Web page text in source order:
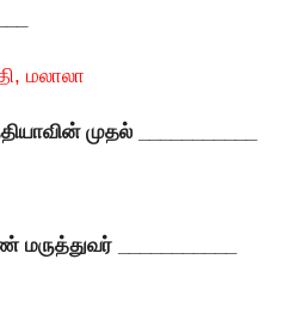
மலாலா
முதல் ___________
___________